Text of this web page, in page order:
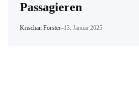
Passagieren
Krischan Förster–13. Januar 2025